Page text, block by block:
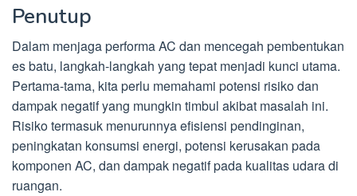
Penutup
Dalam menjaga performa AC dan mencegah pembentukan
es batu, langkah-langkah yang tepat menjadi kunci utama.
Pertama-tama, kita perlu memahami potensi risiko dan
dampak negatif yang mungkin timbul akibat masalah ini.
Risiko termasuk menurunnya efisiensi pendinginan,
peningkatan konsumsi energi, potensi kerusakan pada
komponen AC, dan dampak negatif pada kualitas udara di
ruangan.